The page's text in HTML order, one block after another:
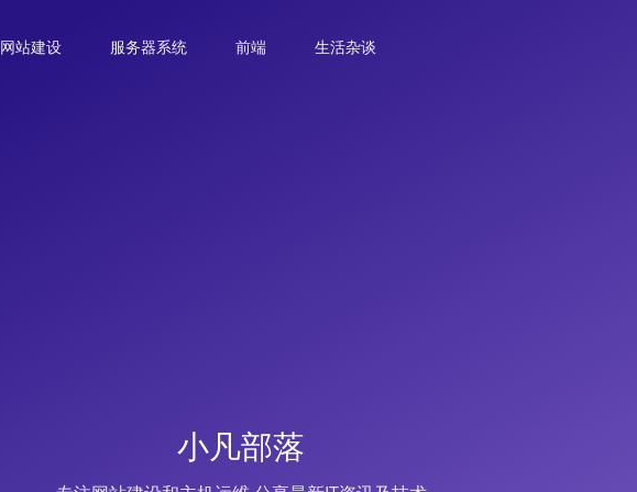
网站建设 服务器系统 前端 生活杂谈
小凡部落